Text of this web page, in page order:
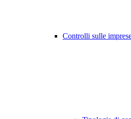
Controlli sulle